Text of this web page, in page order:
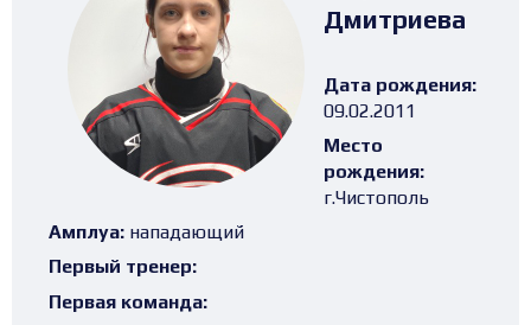
Дмитриева
Дата рождения:
09.02.2011
Место
рождения:
г.Чистополь
Амплуа: нападающий
Первый тренер:
Первая команда: